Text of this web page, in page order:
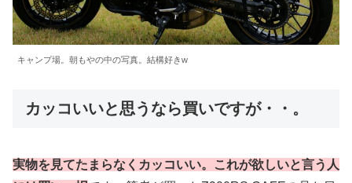
キャンプ場。朝もやの中の写真。結構好きw
カッコいいと思うなら買いですが・・。
実物を見てたまらなくカッコいい。これが欲しいと言う人